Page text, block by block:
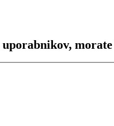
uporabnikov,